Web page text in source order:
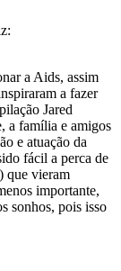
a Aids, assim
a fazer
Jared
a família e amigos
e atuação da
fácil a perca de
que vieram
importante,
sonhos, pois isso